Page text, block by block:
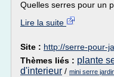
Quelles serres pour un
Lire la suite
Site : http://serre-pour-
Thèmes liés : plante
d'interieur / mini serre